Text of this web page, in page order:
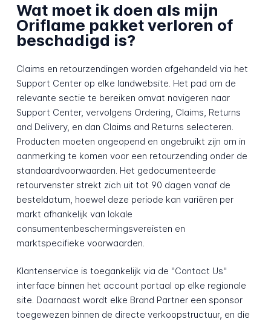
Wat moet ik doen als mijn
Oriflame pakket verloren of
beschadigd is?
Claims en retourzendingen worden afgehandeld via het
Support Center op elke landwebsite. Het pad om de
relevante sectie te bereiken omvat navigeren naar
Support Center, vervolgens Ordering, Claims, Returns
and Delivery, en dan Claims and Returns selecteren.
Producten moeten ongeopend en ongebruikt zijn om in
aanmerking te komen voor een retourzending onder de
standaardvoorwaarden. Het gedocumenteerde
retourvenster strekt zich uit tot 90 dagen vanaf de
besteldatum, hoewel deze periode kan variëren per
markt afhankelijk van lokale
consumentenbeschermingsvereisten en
marktspecifieke voorwaarden.
Klantenservice is toegankelijk via de "Contact Us"
interface binnen het account portaal op elke regionale
site. Daarnaast wordt elke Brand Partner een sponsor
toegewezen binnen de directe verkoopstructuur, en die